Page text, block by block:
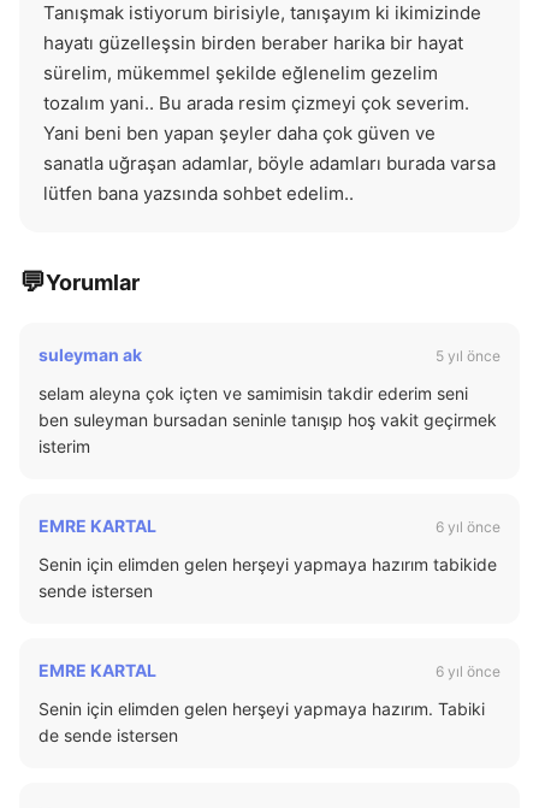
Tanışmak istiyorum birisiyle, tanışayım ki ikimizinde
hayatı güzelleşsin birden beraber harika bir hayat
sürelim, mükemmel şekilde eğlenelim gezelim
tozalım yani.. Bu arada resim çizmeyi çok severim.
Yani beni ben yapan şeyler daha çok güven ve
sanatla uğraşan adamlar, böyle adamları burada varsa
lütfen bana yazsında sohbet edelim..
💬Yorumlar
suleyman ak 5 yıl önce
selam aleyna çok içten ve samimisin takdir ederim seni
ben suleyman bursadan seninle tanışıp hoş vakit geçirmek
isterim
EMRE KARTAL 6 yıl önce
Senin için elimden gelen herşeyi yapmaya hazırım tabikide
sende istersen
EMRE KARTAL 6 yıl önce
Senin için elimden gelen herşeyi yapmaya hazırım. Tabiki
de sende istersen